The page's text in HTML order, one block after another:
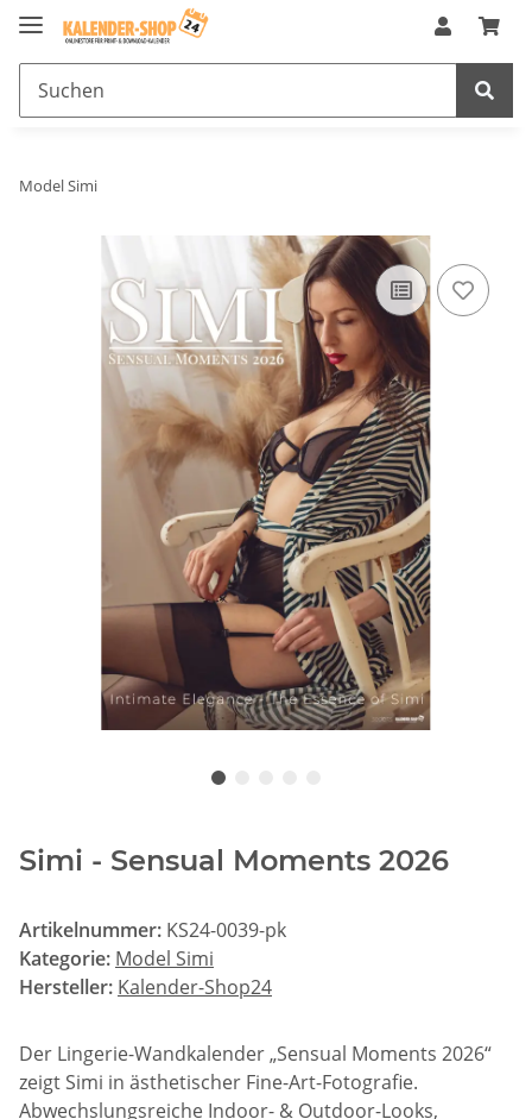
Model Simi
Simi - Sensual Moments 2026
Artikelnummer: KS24-0039-pk
Kategorie: Model Simi
Hersteller: Kalender-Shop24
Der Lingerie-Wandkalender „Sensual Moments 2026“
zeigt Simi in ästhetischer Fine-Art-Fotografie.
Abwechslungsreiche Indoor- & Outdoor-Looks,